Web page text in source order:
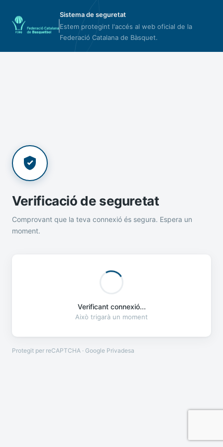
Sistema de seguretat
Estem protegint l'accés al web oficial de la
Federació Catalana de Bàsquet.
Verificació de seguretat
Comprovant que la teva connexió és segura. Espera un
moment.
Verificant connexió...
Això trigarà un moment
Protegit per reCAPTCHA · Google Privadesa